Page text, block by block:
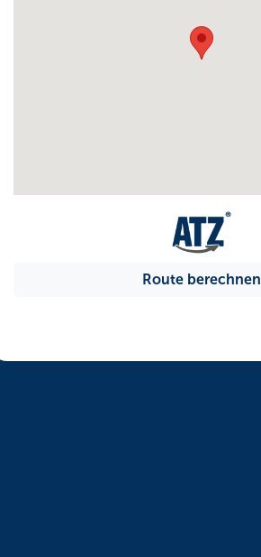
Route berechnen